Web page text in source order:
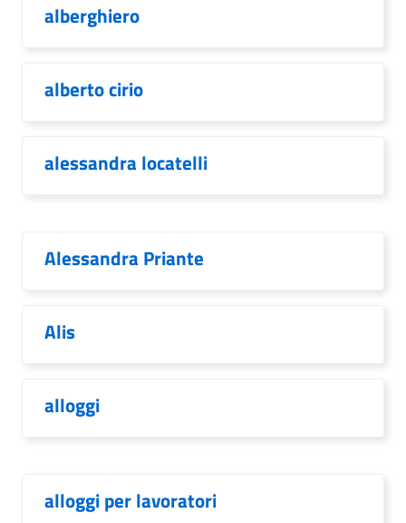
alberghiero
alberto cirio
alessandra locatelli
Alessandra Priante
Alis
alloggi
alloggi per lavoratori